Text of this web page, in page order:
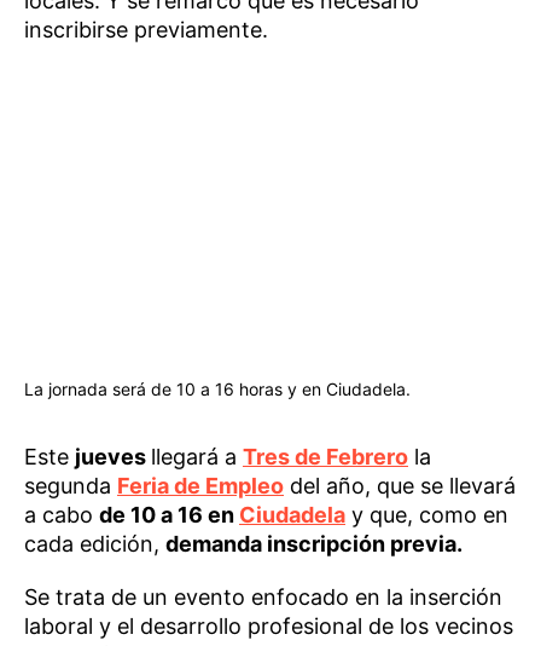
inscribirse previamente.
La jornada será de 10 a 16 horas y en Ciudadela.
Este jueves llegará a Tres de Febrero la
segunda Feria de Empleo del año, que se llevará
a cabo de 10 a 16 en Ciudadela y que, como en
cada edición, demanda inscripción previa.
Se trata de un evento enfocado en la inserción
laboral y el desarrollo profesional de los vecinos